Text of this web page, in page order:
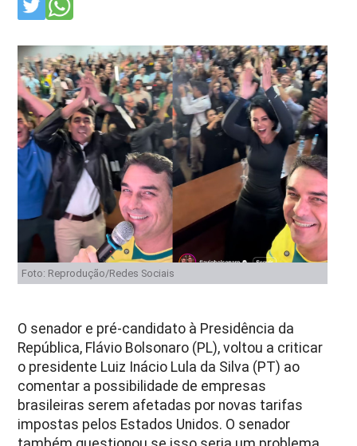
Foto: Reprodução/Redes Sociais
O senador e pré-candidato à Presidência da
República, Flávio Bolsonaro (PL), voltou a criticar
o presidente Luiz Inácio Lula da Silva (PT) ao
comentar a possibilidade de empresas
brasileiras serem afetadas por novas tarifas
impostas pelos Estados Unidos. O senador